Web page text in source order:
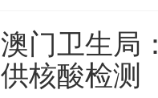
澳门卫生局
供核酸检测